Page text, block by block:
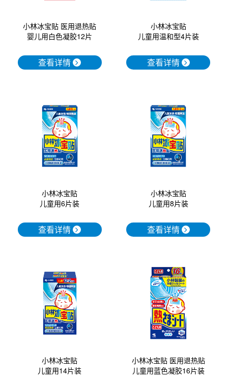
小林冰宝贴 医用退热贴
婴儿用白色凝胶12片
查看详情
小林冰宝贴
儿童用温和型4片装
查看详情
小林冰宝贴
儿童用6片装
查看详情
小林冰宝贴
儿童用8片装
查看详情
小林冰宝贴
儿童用14片装
小林冰宝贴 医用退热贴
儿童用蓝色凝胶16片装